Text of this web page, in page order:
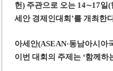
‘1,000억 달러 남북고속철 투
헌) 주관으로 오는 14∼17일
세안 경제인대회’를 개최한
아세안(ASEAN·동남아시아
이번 대회의 주제는 ‘함께하